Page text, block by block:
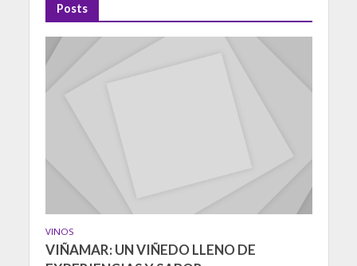
Posts
VINOS
VIÑAMAR: UN VIÑEDO LLENO DE